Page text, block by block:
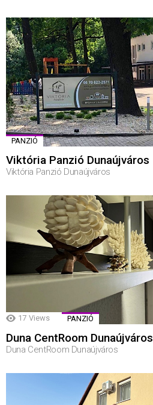
PANZIÓ
Viktória Panzió Dunaújváros
Viktória Panzió Dunaújváros
17 Views PANZIÓ
Duna CentRoom Dunaújváros
Duna CentRoom Dunaújváros